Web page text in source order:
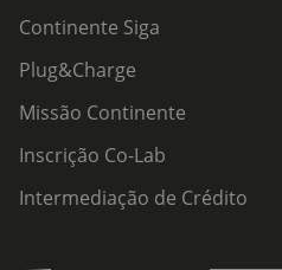
Continente Siga
Plug&Charge
Missão Continente
Inscrição Co-Lab
Intermediação de Crédito